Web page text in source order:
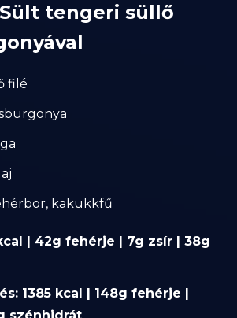
tengeri süllő
filé
kakukkfű
| 42g fehérje | 7g zsír | 38g
1385 kcal | 148g fehérje |